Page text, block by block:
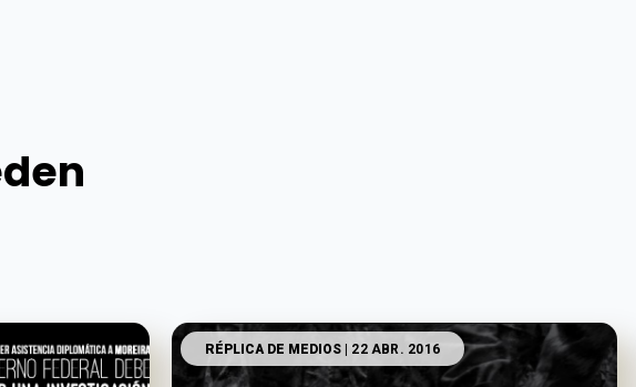
RÉPLICA DE MEDIOS| 22 ABR. 2016